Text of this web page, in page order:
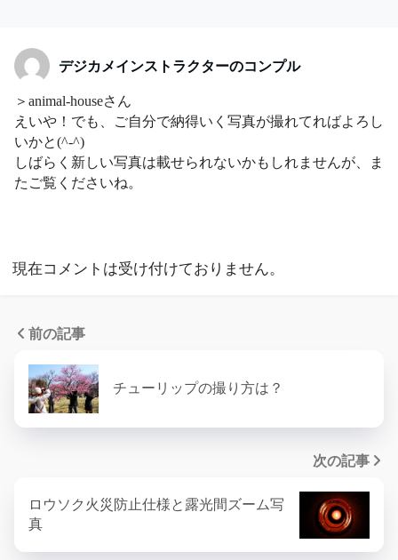
デジカメインストラクターのコンプル
＞animal-houseさん
えいや！でも、ご自分で納得いく写真が撮れてればよろし
いかと(^-^)
しばらく新しい写真は載せられないかもしれませんが、ま
たご覧くださいね。
現在コメントは受け付けておりません。
前の記事
チューリップの撮り方は？
次の記事
ロウソク火災防止仕様と露光間ズーム写
真